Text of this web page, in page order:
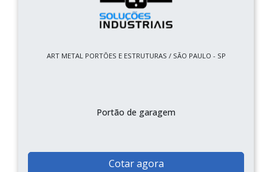
ART METAL PORTÕES E ESTRUTURAS / SÃO PAULO - SP
Portão de garagem
Cotar agora